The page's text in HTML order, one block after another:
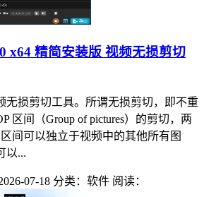
x64 精简安装版 视频无损剪切
无损剪切工具。所谓无损剪切，即不重
区间（Group of pictures）的剪切，两
间可以独立于视频中的其他所有图
以...
07-18 分类：软件 阅读：